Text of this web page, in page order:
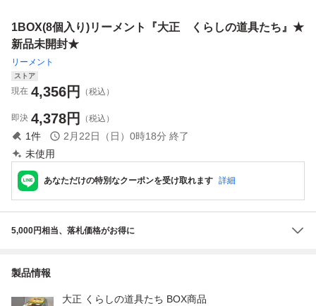
チュア★
プ コンプリー
1BOX(8個入り)リーメント『大正 くらしの道具たち』★
新品未開封★
リーメント
ストア
現在 4,356円 （税込）
即決 4,378円 （税込）
1件 2月22日（日）0時18分 終了
未使用
あなただけの特別なクーポンを受け取れます 詳細
5,000円相当、落札価格がお得に
製品情報
大正 くらしの道具たち BOX商品